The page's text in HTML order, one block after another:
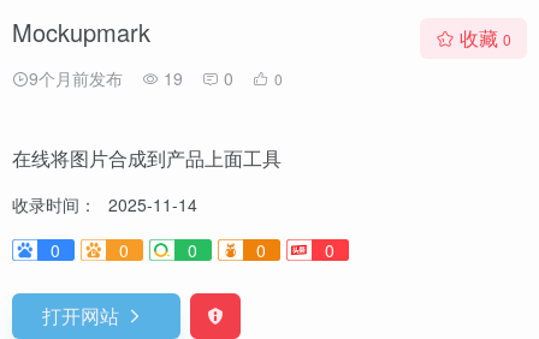
Mockupmark
9个月前发布 19 0 0
收藏 0
在线将图片合成到产品上面工具
收录时间：
2025-11-14
0
0 0 0 0
打开网站